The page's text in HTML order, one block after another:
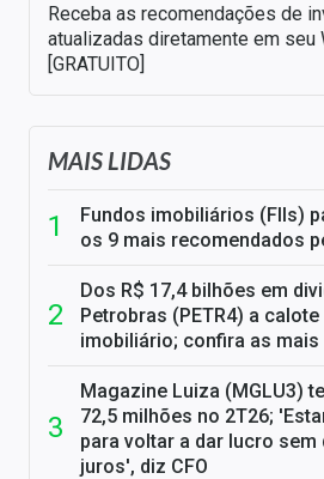
Receba as recomendações de
atualizadas diretamente em seu
[GRATUITO]
MAIS LIDAS
Fundos imobiliários (FIIs)
os 9 mais recomendados
Dos R$ 17,4 bilhões em
Petrobras (PETR4) a
imobiliário; confira as mais
Magazine Luiza (MGLU3)
72,5 milhões no 2T26;
para voltar a dar lucro sem
juros', diz CFO